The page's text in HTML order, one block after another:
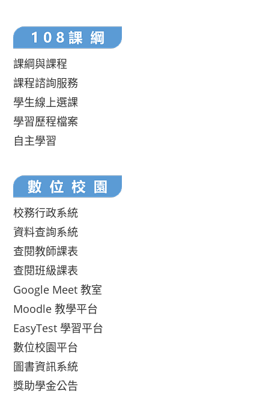
課綱與課程
課程諮詢服務
學生線上選課
學習歷程檔案
自主學習
校務行政系統
資料查詢系統
查閱教師課表
查閱班級課表
Google Meet 教室
Moodle 教學平台
EasyTest 學習平台
數位校園平台
圖書資訊系統
獎助學金公告